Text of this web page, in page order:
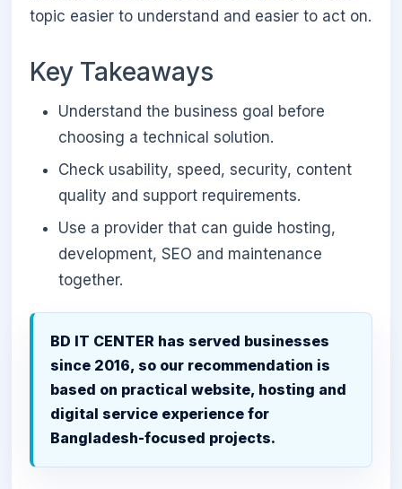
topic easier to understand and easier to act on.
Key Takeaways
Understand the business goal before
choosing a technical solution.
Check usability, speed, security, content
quality and support requirements.
Use a provider that can guide hosting,
development, SEO and maintenance
together.
BD IT CENTER has served businesses
since 2016, so our recommendation is
based on practical website, hosting and
digital service experience for
Bangladesh-focused projects.